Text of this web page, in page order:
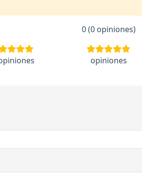
0 (0 opiniones)
opiniones